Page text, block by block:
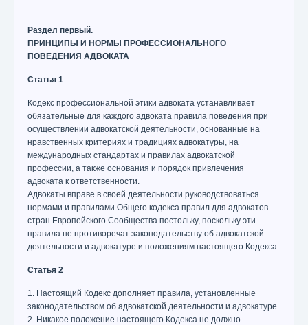
Раздел первый.
ПРИНЦИПЫ И НОРМЫ ПРОФЕССИОНАЛЬНОГО
ПОВЕДЕНИЯ АДВОКАТА
Статья 1
Кодекс профессиональной этики адвоката устанавливает
обязательные для каждого адвоката правила поведения при
осуществлении адвокатской деятельности, основанные на
нравственных критериях и традициях адвокатуры, на
международных стандартах и правилах адвокатской
профессии, а также основания и порядок привлечения
адвоката к ответственности.
Адвокаты вправе в своей деятельности руководствоваться
нормами и правилами Общего кодекса правил для адвокатов
стран Европейского Сообщества постольку, поскольку эти
правила не противоречат законодательству об адвокатской
деятельности и адвокатуре и положениям настоящего Кодекса.
Статья 2
1. Настоящий Кодекс дополняет правила, установленные
законодательством об адвокатской деятельности и адвокатуре.
2. Никакое положение настоящего Кодекса не должно